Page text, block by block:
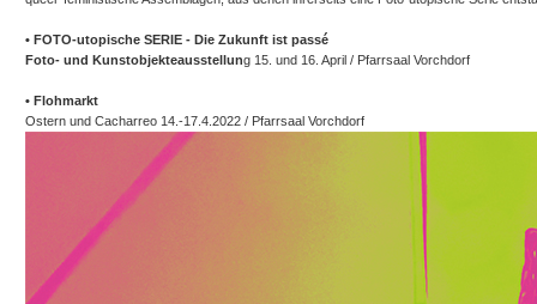
• FOTO-utopische SERIE - Die Zukunft ist passé
Foto- und Kunstobjekteausstellung 15. und 16. April / Pfarrsaal Vorchdorf
• Flohmarkt
Ostern und Cacharreo 14.-17.4.2022 / Pfarrsaal Vorchdorf